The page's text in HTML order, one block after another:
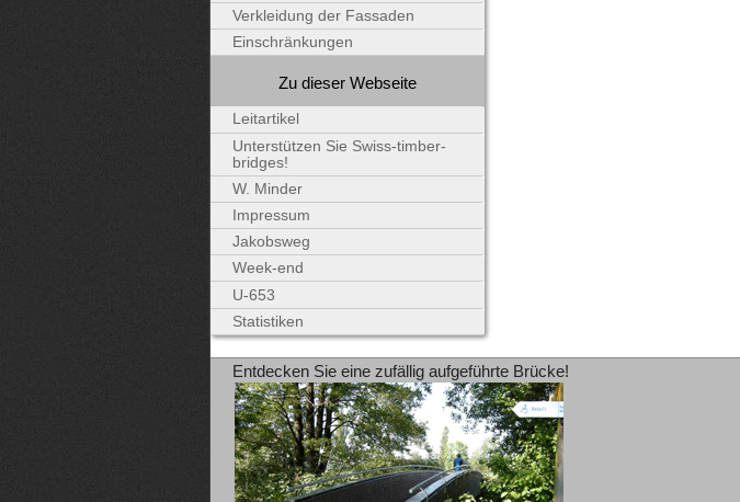
Verkleidung der Fassaden
Einschränkungen
Zu dieser Webseite
Leitartikel
Unterstützen Sie Swiss-timber-
bridges!
W. Minder
Impressum
Jakobsweg
Week-end
U-653
Statistiken
Entdecken Sie eine zufällig aufgeführte Brücke!